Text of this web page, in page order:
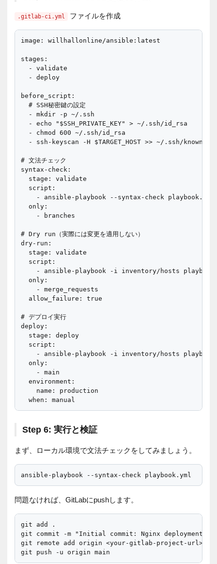
.gitlab-ci.yml ファイルを作成
image: willhallonline/ansible:latest
stages:
  - validate
  - deploy
before_script:
  # SSH秘密鍵の設定
  - mkdir -p ~/.ssh
  - echo "$SSH_PRIVATE_KEY" > ~/.ssh/id_rsa
  - chmod 600 ~/.ssh/id_rsa
- ssh-keyscan -H $TARGET_HOST >> ~/.ssh/
# 文法チェック
syntax-check:
  stage: validate
  script:
    - ansible-playbook --syntax-check playbook.yml
  only:
    - branches
# Dry run（実際には変更を適用しない）
dry-run:
  stage: validate
  script:
- ansible-playbook -i inventory/hosts
  only:
    - merge_requests
  allow_failure: true
# デプロイ実行
deploy:
  stage: deploy
  script:
- ansible-playbook -i inventory/hosts
  only:
    - main
  environment:
    name: production
Step 6: 実行と検証
まず、ローカル環境で文法チェックをしてみましょう。
問題なければ、GitLabにpushします。
git add .
git commit -m "Initial commit: Nginx deployment
git remote add origin <your-gitlab-project-url>